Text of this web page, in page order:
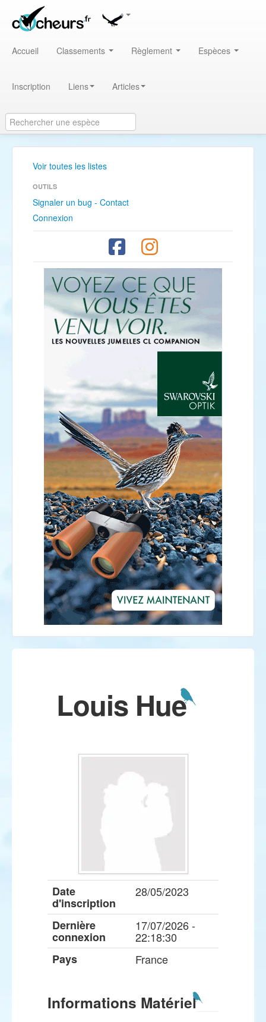
Accueil Classements Règlement Espèces
Inscription Liens Articles
Voir toutes les listes
OUTILS
Signaler un bug - Contact
Connexion
Louis Hue
Date
d'inscription
28/05/2023
Dernière
connexion
17/07/2026 -
22:18:30
Pays
France
Informations Matériel